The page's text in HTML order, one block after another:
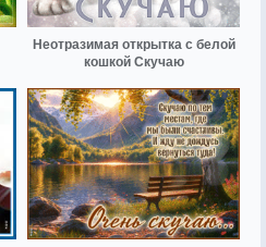
Неотразимая открытка с белой
кошкой Скучаю